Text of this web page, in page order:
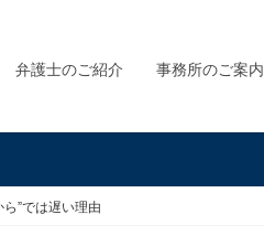
弁護士のご紹介 事務所のご案内
”では遅い理由